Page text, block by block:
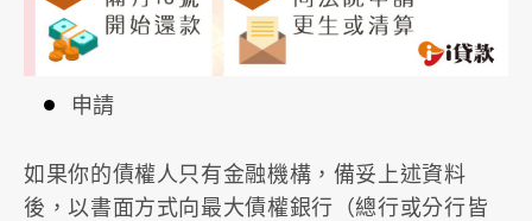
申請
如果你的債權人只有金融機構，備妥上述資料
後，以書面方式向最大債權銀行（總行或分行皆